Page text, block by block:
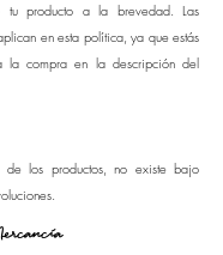
tu producto a la brevedad. Las
en esta política, ya que estás
la compra en la descripción del
los productos, no existe bajo